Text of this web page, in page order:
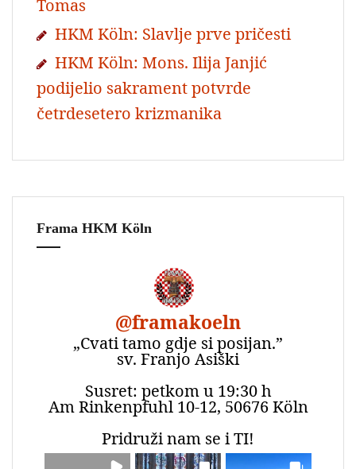
Tomas
HKM Köln: Slavlje prve pričesti
HKM Köln: Mons. Ilija Janjić
podijelio sakrament potvrde
četrdesetero krizmanika
Frama HKM Köln
@framakoeln
„Cvati tamo gdje si posijan.”
sv. Franjo Asiški
Susret: petkom u 19:30 h
Am Rinkenpfuhl 10-12, 50676 Köln
Pridruži nam se i TI!